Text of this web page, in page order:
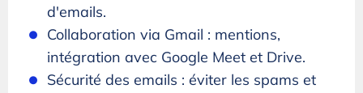
d'emails.
Collaboration via Gmail : mentions,
intégration avec Google Meet et Drive.
Sécurité des emails : éviter les spams et